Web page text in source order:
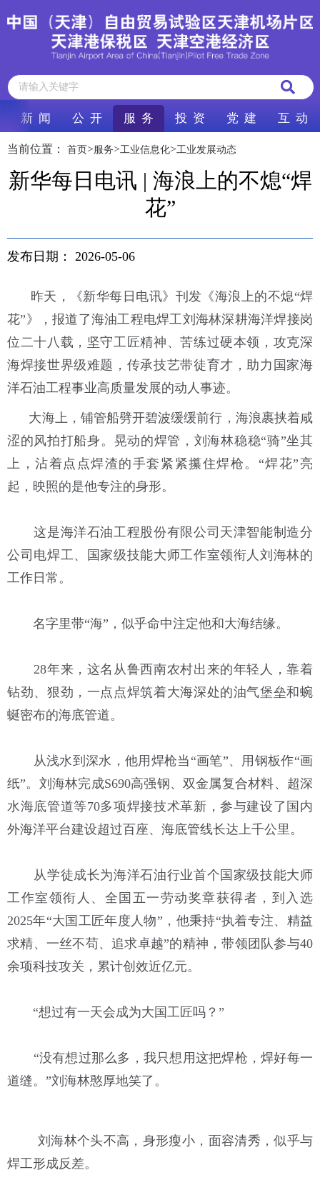
新 闻 公 开 服 务 投 资 党 建 互 动
当前位置： 首页>服务>工业信息化>工业发展动态
新华每日电讯 | 海浪上的不熄“焊
花”
发布日期： 2026-05-06
昨天，《新华每日电讯》刊发《海浪上的不熄“焊
花”》，报道了海油工程电焊工刘海林深耕海洋焊接岗
位二十八载，坚守工匠精神、苦练过硬本领，攻克深
海焊接世界级难题，传承技艺带徒育才，助力国家海
洋石油工程事业高质量发展的动人事迹。
大海上，铺管船劈开碧波缓缓前行，海浪裹挟着咸
涩的风拍打船身。晃动的焊管，刘海林稳稳“骑”坐其
上，沾着点点焊渣的手套紧紧攥住焊枪。“焊花”亮
起，映照的是他专注的身形。
这是海洋石油工程股份有限公司天津智能制造分
公司电焊工、国家级技能大师工作室领衔人刘海林的
工作日常。
名字里带“海”，似乎命中注定他和大海结缘。
28年来，这名从鲁西南农村出来的年轻人，靠着
钻劲、狠劲，一点点焊筑着大海深处的油气堡垒和蜿
蜒密布的海底管道。
从浅水到深水，他用焊枪当“画笔”、用钢板作“画
纸”。刘海林完成S690高强钢、双金属复合材料、超深
水海底管道等70多项焊接技术革新，参与建设了国内
外海洋平台建设超过百座、海底管线长达上千公里。
从学徒成长为海洋石油行业首个国家级技能大师
工作室领衔人、全国五一劳动奖章获得者，到入选
2025年“大国工匠年度人物”，他秉持“执着专注、精益
求精、一丝不苟、追求卓越”的精神，带领团队参与40
余项科技攻关，累计创效近亿元。
“想过有一天会成为大国工匠吗？”
“没有想过那么多，我只想用这把焊枪，焊好每一
道缝。”刘海林憨厚地笑了。
刘海林个头不高，身形瘦小，面容清秀，似乎与
焊工形成反差。